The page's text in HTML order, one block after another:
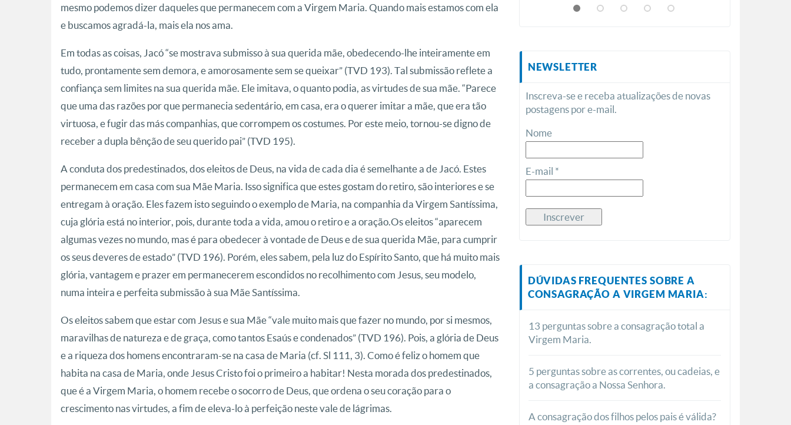
mesmo podemos dizer daqueles que permanecem com a Virgem Maria. Quando mais estamos com ela
e buscamos agradá-la, mais ela nos ama.
Em todas as coisas, Jacó “se mostrava submisso à sua querida mãe, obedecendo-lhe inteiramente em
tudo, prontamente sem demora, e amorosamente sem se queixar” (TVD 193). Tal submissão reflete a
confiança sem limites na sua querida mãe. Ele imitava, o quanto podia, as virtudes de sua mãe. “Parece
que uma das razões por que permanecia sedentário, em casa, era o querer imitar a mãe, que era tão
virtuosa, e fugir das más companhias, que corrompem os costumes. Por este meio, tornou-se digno de
receber a dupla bênção de seu querido pai” (TVD 195).
A conduta dos predestinados, dos eleitos de Deus, na vida de cada dia é semelhante a de Jacó. Estes
permanecem em casa com sua Mãe Maria. Isso significa que estes gostam do retiro, são interiores e se
entregam à oração. Eles fazem isto seguindo o exemplo de Maria, na companhia da Virgem Santíssima,
cuja glória está no interior, pois, durante toda a vida, amou o retiro e a oração. Os eleitos “aparecem
algumas vezes no mundo, mas é para obedecer à vontade de Deus e de sua querida Mãe, para cumprir
os seus deveres de estado” (TVD 196). Porém, eles sabem, pela luz do Espírito Santo, que há muito mais
glória, vantagem e prazer em permanecerem escondidos no recolhimento com Jesus, seu modelo,
numa inteira e perfeita submissão à sua Mãe Santíssima.
Os eleitos sabem que estar com Jesus e sua Mãe “vale muito mais que fazer no mundo, por si mesmos,
maravilhas de natureza e de graça, como tantos Esaús e condenados” (TVD 196). Pois, a glória de Deus
e a riqueza dos homens encontraram-se na casa de Maria (cf. Sl 111, 3). Como é feliz o homem que
habita na casa de Maria, onde Jesus Cristo foi o primeiro a habitar! Nesta morada dos predestinados,
que é a Virgem Maria, o homem recebe o socorro de Deus, que ordena o seu coração para o
crescimento nas virtudes, a fim de eleva-lo à perfeição neste vale de lágrimas.
NEWSLETTER
Inscreva-se e receba atualizações de novas
postagens por e-mail.
Nome
E-mail *
DÚVIDAS FREQUENTES SOBRE A
CONSAGRAÇÃO A VIRGEM MARIA:
13 perguntas sobre a consagração total a
Virgem Maria.
5 perguntas sobre as correntes, ou cadeias, e
a consagração a Nossa Senhora.
A consagração dos filhos pelos pais é válida?